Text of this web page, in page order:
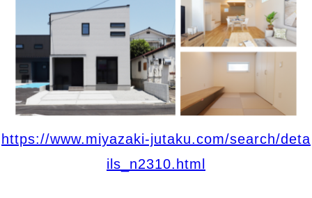
https://www.miyazaki-jutaku.com/search/deta
ils_n2310.html